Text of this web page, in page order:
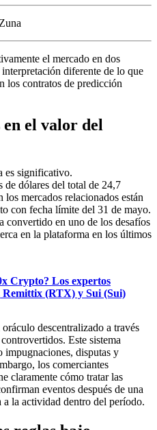
el mercado en dos
diferente de lo que
los contratos de predicción
el valor del
es significativo.
dólares del total de 24,7
mercados relacionados están
con fecha límite del 31 de mayo.
convertido en uno de los desafíos
en la plataforma en los últimos
Crypto? Los expertos
(RTX) y Sui (Sui)
descentralizado a través
Este sistema
impugnaciones, disputas y
los comerciantes
claramente cómo tratar las
eventos después de una
la actividad dentro del período.